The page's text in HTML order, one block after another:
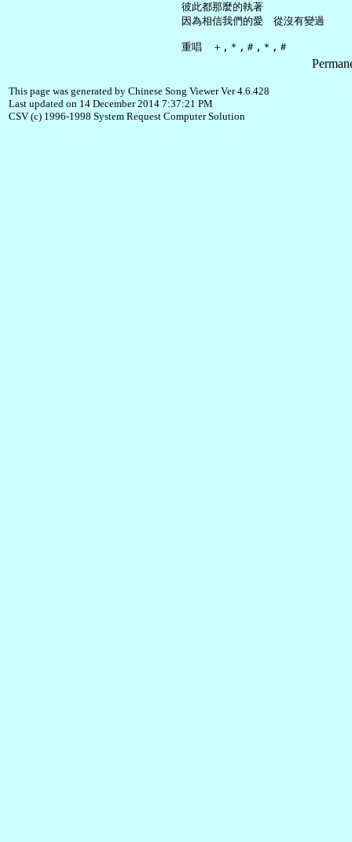
       彼此都那麼的執著
       因為相信我們的愛　從沒有變過
This page was generated by Chinese Song Viewer Ver 4.6.428
Last updated on 14 December 2014 7:37:21 PM
CSV (c) 1996-1998 System Request Computer Solution